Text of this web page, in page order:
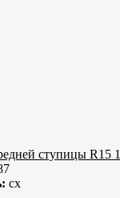
ступицы R15
cx